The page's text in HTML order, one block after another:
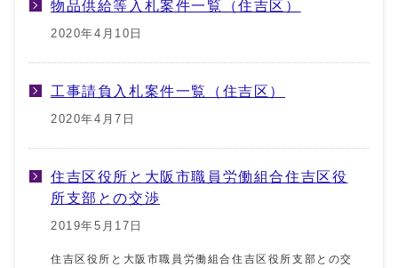
物品供給等入札案件一覧（住吉区）
2020年4月10日
工事請負入札案件一覧（住吉区）
2020年4月7日
住吉区役所と大阪市職員労働組合住吉区役
所支部との交渉
2019年5月17日
住吉区役所と大阪市職員労働組合住吉区役所支部との交